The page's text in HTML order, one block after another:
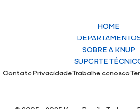
HOME
DEPARTAMENTOS
SOBRE A KNUP
SUPORTE
ContatoPrivacidadeTrabalhe conosco